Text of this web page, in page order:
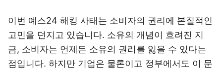
이번 예스24 해킹 사태는 소비자의 권리에 본질적인
고민을 던지고 있습니다. 소유의 개념이 흐려진 지
금, 소비자는 언제든 소유의 권리를 잃을 수 있다는
점입니다. 하지만 기업은 물론이고 정부에서도 이 문